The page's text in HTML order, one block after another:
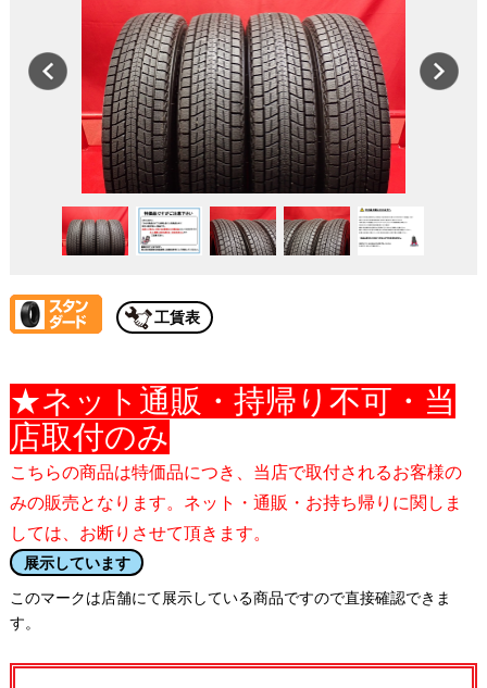
工賃表
★ネット通販・持帰り不可・当
店取付のみ
こちらの商品は特価品につき、当店で取付されるお客様の
みの販売となります。ネット・通販・お持ち帰りに関しま
しては、お断りさせて頂きます。
展示しています
このマークは店舗にて展示している商品ですので直接確認できま
す。